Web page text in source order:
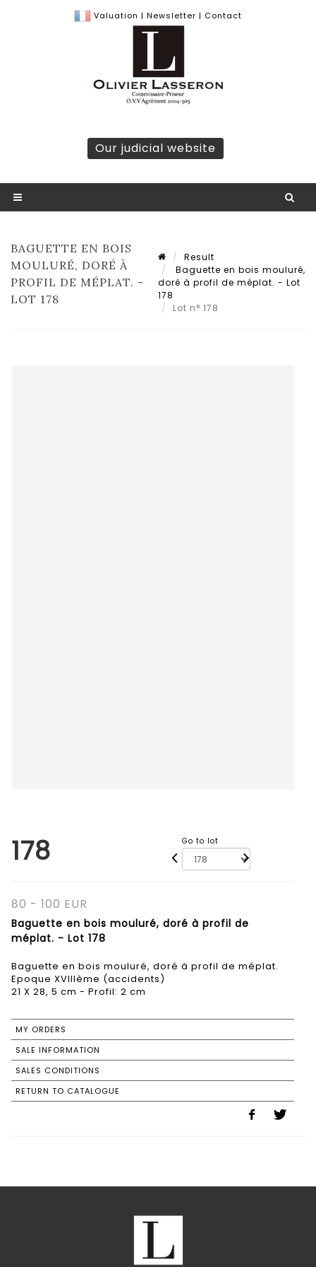
Valuation | Newsletter | Contact
Our judicial website
BAGUETTE EN BOIS
MOULURÉ, DORÉ À
PROFIL DE MÉPLAT. -
LOT 178
Result
Baguette en bois mouluré,
doré à profil de méplat. - Lot
178
Lot n° 178
178 Go to lot
80 - 100 EUR
Baguette en bois mouluré, doré à profil de
méplat. - Lot 178
Baguette en bois mouluré, doré à profil de méplat.
Epoque XVIIIème (accidents)
21 X 28, 5 cm - Profil: 2 cm
MY ORDERS
SALE INFORMATION
SALES CONDITIONS
RETURN TO CATALOGUE